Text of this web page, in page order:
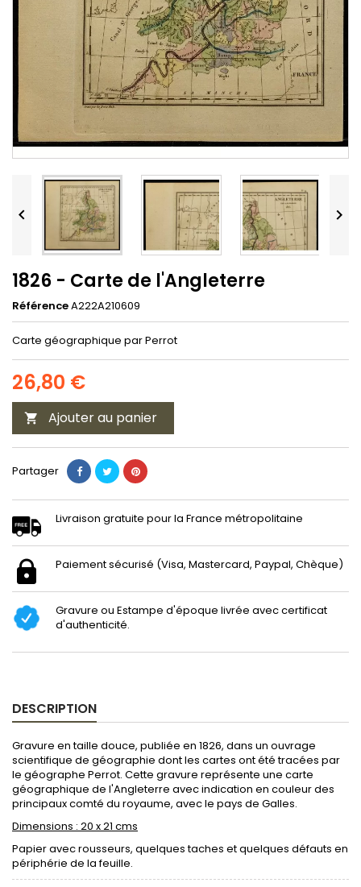
 
1826 - Carte de l'Angleterre
RéférenceA222A210609
Carte géographique par Perrot
26,80 €
 Ajouter au panier
Partager
Livraison gratuite pour la France métropolitaine
Paiement sécurisé (Visa, Mastercard, Paypal, Chèque)
Gravure ou Estampe d'époque livrée avec certificat
d'authenticité.
DESCRIPTION
Gravure en taille douce, publiée en 1826, dans un ouvrage
scientifique de géographie dont les cartes ont été tracées par
le géographe Perrot. Cette gravure représente une carte
géographique de l'Angleterre avec indication en couleur des
principaux comté du royaume, avec le pays de Galles.
Dimensions : 20 x 21 cms
Papier avec rousseurs, quelques taches et quelques défauts en
périphérie de la feuille.